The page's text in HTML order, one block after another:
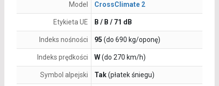
Model CrossClimate 2
Etykieta UE B / B / 71 dB
Indeks nośności 95 (do 690 kg/oponę)
Indeks prędkości W(do 270 km/h)
Symbol alpejski Tak(płatek śniegu)